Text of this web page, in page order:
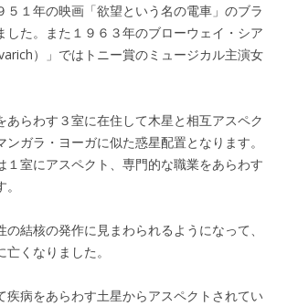
５１年の映画「欲望という名の電車」のブラ
た。また１９６３年のブローウェイ・シア
）」ではトニー賞のミュージカル主演女
らわす３室に在住して木星と相互アスペク
ガラ・ヨーガに似た惑星配置となります。
室にアスペクト、専門的な職業をあらわす
結核の発作に見まわられるようになって、
くなりました。
病をあらわす土星からアスペクトされてい